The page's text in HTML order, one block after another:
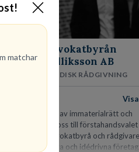
matchar
Advokatbyrån
Gulliksson AB
JURIDISK RÅDGIVNING
Vår kombination av immaterialrätt och
affärsjuridik gör oss till
affärsjuridisk advokatbyrå och
kunskapsintensiva och idédrivna